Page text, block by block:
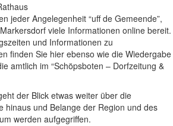
jeder Angelegenheit “uff de Gemeende”,
viele Informationen online bereit.
und Informationen zu
finden Sie hier ebenso wie die Wiedergabe
amtlich im “Schöpsboten – Dorfzeitung &
der Blick etwas weiter über die
hinaus und Belange der Region und des
werden aufgegriffen.